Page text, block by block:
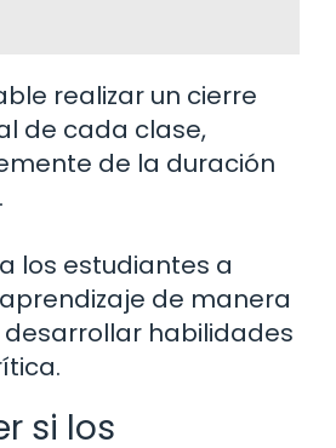
realizar un cierre
de cada clase,
de la duración
los estudiantes a
de manera
habilidades
si los